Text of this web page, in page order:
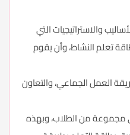
والاستراتيجيات التي
تعلم النشاط، وأن يقوم
العمل الجماعي، والتعاون
مجموعة من الطلاب، وبهذه